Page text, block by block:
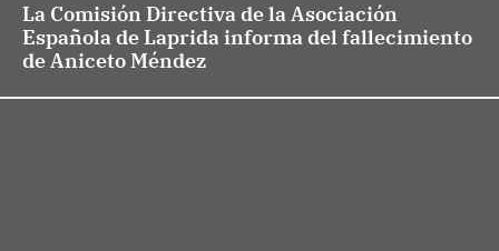
La Comisión Directiva de la Asociación
Española de Laprida informa del fallecimiento
de Aniceto Méndez